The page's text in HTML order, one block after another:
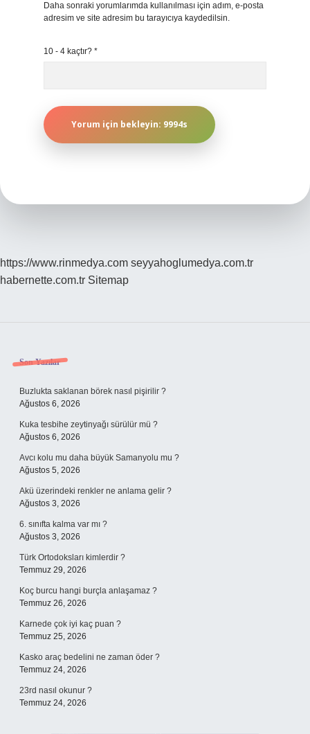
Daha sonraki yorumlarımda kullanılması için adım, e-posta
adresim ve site adresim bu tarayıcıya kaydedilsin.
10 - 4 kaçtır? *
https://www.rinmedya.com seyyahoglumedya.com.tr
habernette.com.tr Sitemap
Sidebar
Son Yazılar
Buzlukta saklanan börek nasıl pişirilir ?
Ağustos 6, 2026
Kuka tesbihe zeytinyağı sürülür mü ?
Ağustos 6, 2026
Avcı kolu mu daha büyük Samanyolu mu ?
Ağustos 5, 2026
Akü üzerindeki renkler ne anlama gelir ?
Ağustos 3, 2026
6. sınıfta kalma var mı ?
Ağustos 3, 2026
Türk Ortodoksları kimlerdir ?
Temmuz 29, 2026
Koç burcu hangi burçla anlaşamaz ?
Temmuz 26, 2026
Karnede çok iyi kaç puan ?
Temmuz 25, 2026
Kasko araç bedelini ne zaman öder ?
Temmuz 24, 2026
23rd nasıl okunur ?
Temmuz 24, 2026